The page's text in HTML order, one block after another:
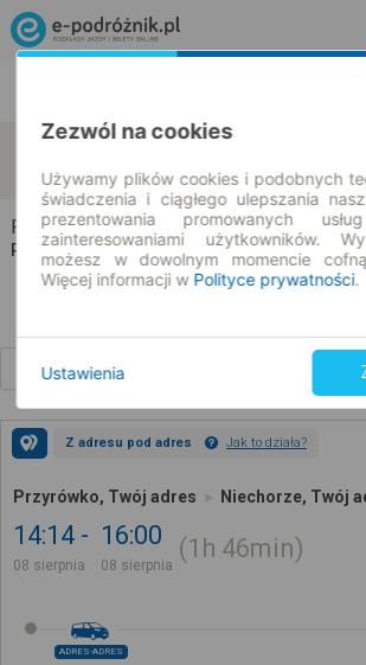
08.08.2026 | -- : --
Przyrówko → Niechorze
Rozkład jazdy i bilety
Z adresu pod adres Jak to działa?
Przyrówko, Twój adres Niechorze, Twój
14:14
08 sierpnia
16:00
08 sierpnia
1h 46min
ADRES-ADRES
Zezwól na cookies
Używamy plików cookies i podobnych
świadczenia i ciągłego ulepszania
prezentowania promowanych
zainteresowaniami użytkowników.
możesz w dowolnym momencie
Więcej informacji w Polityce prywatności.
Ustawienia